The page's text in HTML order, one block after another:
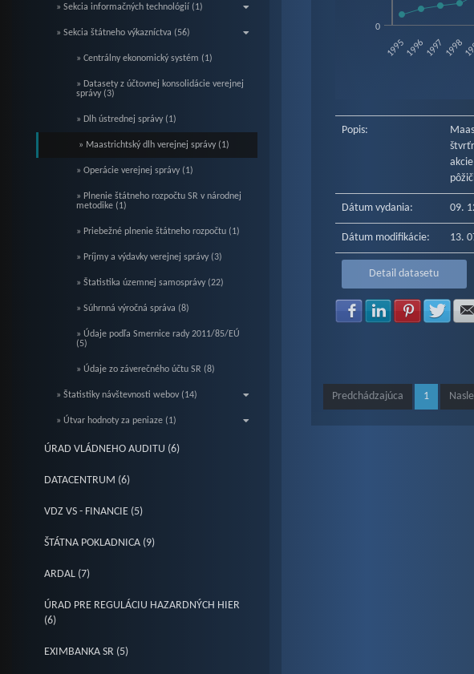
» Sekcia informačných technológií (1)
» Sekcia štátneho výkazníctva (56)
» Centrálny ekonomický systém (1)
» Datasety z účtovnej konsolidácie verejnej
správy (3)
» Dlh ústrednej správy (1)
» Maastrichtský dlh verejnej správy (1)
» Operácie verejnej správy (1)
» Plnenie štátneho rozpočtu SR v národnej
metodike (1)
» Priebežné plnenie štátneho rozpočtu (1)
» Príjmy a výdavky verejnej správy (3)
» Štatistika územnej samosprávy (22)
» Súhrnná výročná správa (8)
» Údaje podľa Smernice rady 2011/85/EÚ
(5)
» Údaje zo záverečného účtu SR (8)
» Štatistiky návštevnosti webov (14)
» Útvar hodnoty za peniaze (1)
ÚRAD VLÁDNEHO AUDITU (6)
DATACENTRUM (6)
VDZ VS - FINANCIE (5)
ŠTÁTNA POKLADNICA (9)
ARDAL (7)
ÚRAD PRE REGULÁCIU HAZARDNÝCH HIER
(6)
EXIMBANKA SR (5)
199519961997 1998
0
Popis:
Dátum vydania: 09.
Dátum modifikácie: 13.
Detail datasetu
Zdielať naZdielať na
Zdielať
Predchádzajúca 1